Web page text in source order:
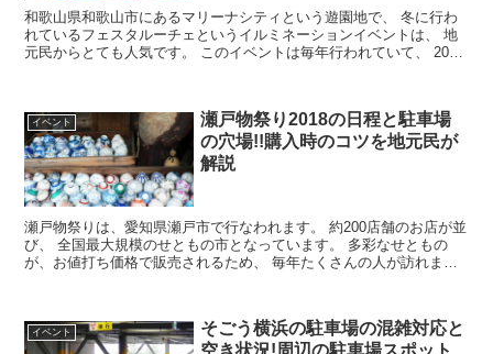
和歌山県和歌山市にあるマリーナシティという遊園地で、 冬に行わ
れているフェスタルーチェというイルミネーションイベントは、 地
元民からとても人気です。 このイベントは毎年行われていて、 2018
イベント
瀬戸物祭り2018の日程と駐車場
の穴場!!購入時のコツを地元民が
解説
瀬戸物祭りは、愛知県瀬戸市で行なわれます。 約200店舗のお店が並
び、 全国最大規模のせともの市となっています。 多彩なせともの
が、お値打ち価格で販売されるため、 毎年たくさんの人が訪れま
イベント
そごう横浜の駐車場の混雑対応と
空き状況!周辺の駐車場スポット